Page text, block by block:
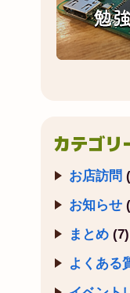
カテゴリ
お店訪問
お知らせ
まとめ (7)
よくある